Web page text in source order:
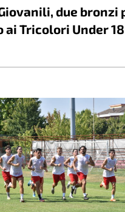
due bronzi
ai Tricolori Under